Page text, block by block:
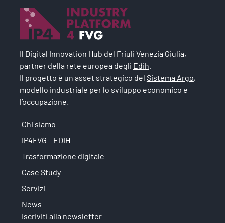
Il Digital Innovation Hub del Friuli Venezia Giulia,
partner della rete europea degli Edih
Il progetto è un asset strategico del Sistema Argo,
modello industriale per lo sviluppo economico e
l’occupazione.
Chi siamo
IP4FVG – EDIH
Trasformazione digitale
Case Study
Servizi
News
Iscriviti alla newsletter